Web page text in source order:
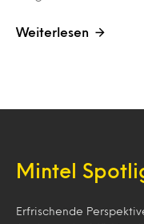
Weiterlesen
Mintel
Erfrischende